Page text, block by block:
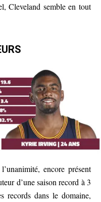
Cleveland semble en tout
encore présent
d’une saison record à 3
records dans le domaine,